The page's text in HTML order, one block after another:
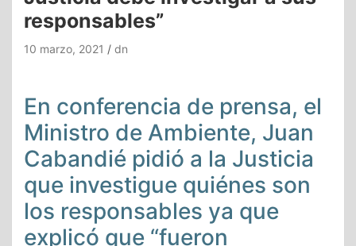
responsables”
10 marzo, 2021 dn
En conferencia de prensa, el
Ministro de Ambiente, Juan
Cabandié pidió a la Justicia
que investigue quiénes son
los responsables ya que
explicó que “fueron